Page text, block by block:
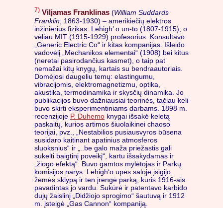
7) Viljamas Franklinas (William Suddards
Franklin , 1863-1930) – amerikiečių elektros
inžinierius fizikas. Lehigh’ o un-to (1807-1915), o
vėliau MIT (1915-1929) profesorius. Konsultavo
„Generic Electric Co“ ir kitas kompanijas. Išleido
vadovėlį „Mechanikos elementai“ (1908) bei kitus
(neretai pasirodančius kasmet), o taip pat
nemažai kitų knygų, kartais su bendraautoriais.
Domėjosi daugeliu temų: elastingumu,
vibracijomis, elektromagnetizmu, optika,
akustika, termodinamika ir skysčių dinamika. Jo
publikacijos buvo dažniausiai teorinės, tačiau keli
buvo skirti eksperimentiniams darbams. 1898 m.
recenzijoje P. Duhemo knygai išsakė keletą
paskaitų, kurios artimos šiuolaikinei chaoso
teorijai, pvz., „Nestabilios pusiausvyros būsena
susidaro kaitinant apatinius atmosferos
sluoksnius“ ir „..be galo maža priežastis gali
sukelti baigtinį poveikį“, kartu išsakydamas ir
„žiogo efektą“. Buvo gamtos mylėtojas ir Parkų
komisijos narys. Lehigh‘o upės saloje įsigijo
žemės sklypą ir ten įrengė parką, kuris 1916-ais
pavadintas jo vardu. Sukūrė ir patentavo karbido
dujų žaislinį „Didžiojo sprogimo“ šautuvą ir 1912
m. įsteigė „Gas Cannon“ kompaniją.